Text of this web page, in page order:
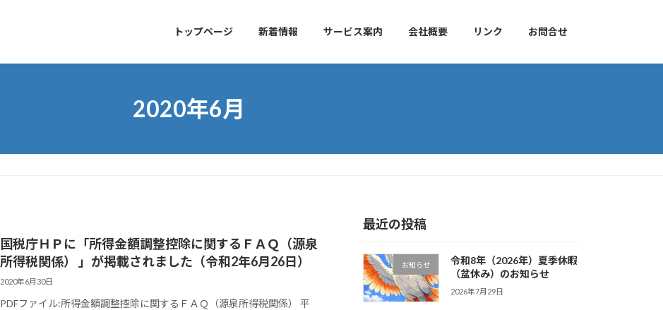
トップページ 新着情報 サービス案内 会社概要 リンク お問合せ
2020年6月
国税庁ＨＰに「所得金額調整控除に関するＦＡＱ（源泉
所得税関係） 」が掲載されました（令和2年6月26日）
2020年6月30日
PDFファイル:所得金額調整控除に関するＦＡＱ（源泉所得税関係） 平
最近の投稿
お知らせ
令和8年（2026年）夏季休暇
（盆休み）のお知らせ
2026年7月29日